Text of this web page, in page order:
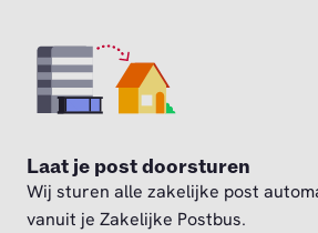
Laat je post doorsturen
Wij sturen alle zakelijke post
vanuit je Zakelijke Postbus.